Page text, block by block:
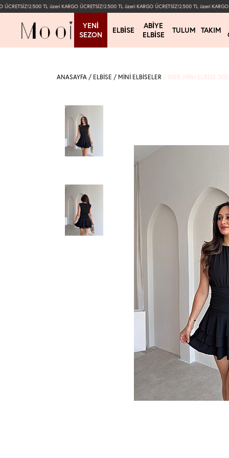
2.500 TL üzeri KARGO ÜCRETSİZ!2.500 TL üzeri KARGO ÜCRETSİZ!2.500 TL üzeri KARGO
YENI
SEZON
ELBISE
ABIYE
ELBISE
TULUM TAKIM
ANASAYFA / ELBİSE / MİNİ ELBİSELER / İBBİE MINI ELBISE